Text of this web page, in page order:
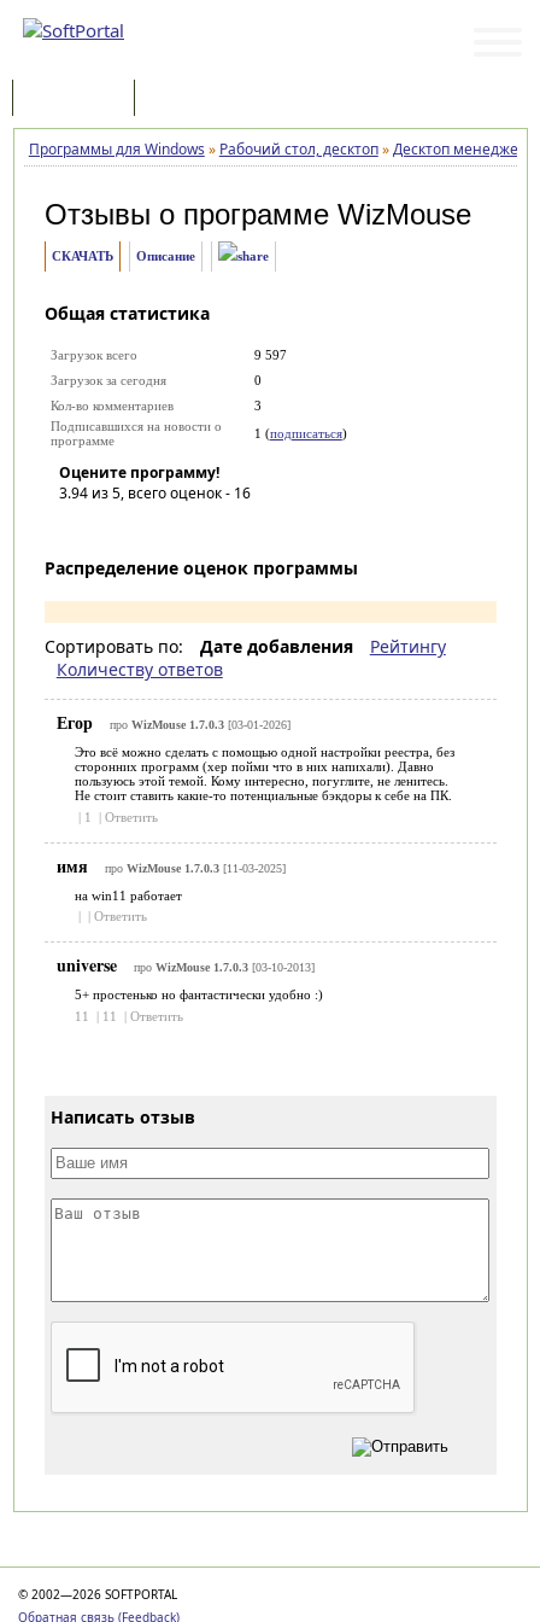
Программы для Windows » Рабочий стол, десктоп»Десктоп менеджеры
Отзывы о программе WizMouse
СКАЧАТЬ Описание
Общая статистика
Загрузок всего
9 597
Загрузок за сегодня
0
Кол-во комментариев
3
Подписавшихся на новости о
программе
1 (подписаться)
Оцените программу!
3.94из 5, всего оценок - 16
Распределение оценок программы
Сортировать по: Дате добавления
Рейтингу
Количеству ответов
Егор про WizMouse 1.7.0.3[03-01-2026]
Это всё можно сделать с помощью одной настройки реестра, без
сторонних программ (хер пойми что в них напихали). Давно
пользуюсь этой темой. Кому интересно, погуглите, не ленитесь.
Не стоит ставить какие-то потенциальные бэкдоры к себе на ПК.
| 1 | Ответить
имя про WizMouse 1.7.0.3[11-03-2025]
на win11 работает
| | Ответить
universe про WizMouse 1.7.0.3[03-10-2013]
5+ простенько но фантастически удобно :)
11
| 11 | Ответить
Написать отзыв
© 2002—2026 SOFTPORTAL
Обратная связь (Feedback)